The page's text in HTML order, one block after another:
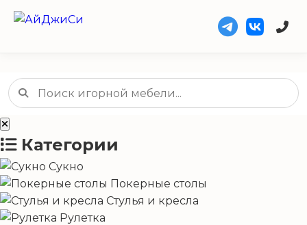
Категории
Сукно
Покерные столы
Стулья и кресла
Рулетка